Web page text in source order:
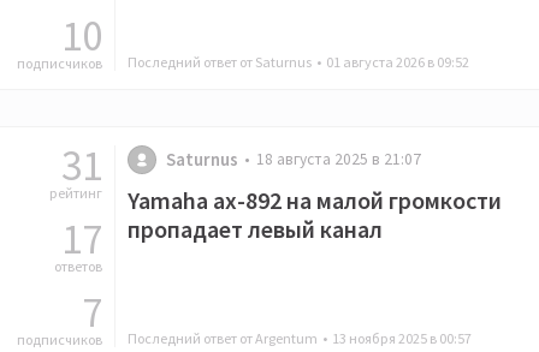
10
подписчиков Последний ответ от Saturnus • 01 августа 2026 в 09:52
31
рейтинг
17
ответов
7
подписчиков
Saturnus 18 августа 2025 в 21:07
Yamaha ax-892 на малой громкости
пропадает левый канал
Последний ответ от Argentum • 13 ноября 2025 в 00:57